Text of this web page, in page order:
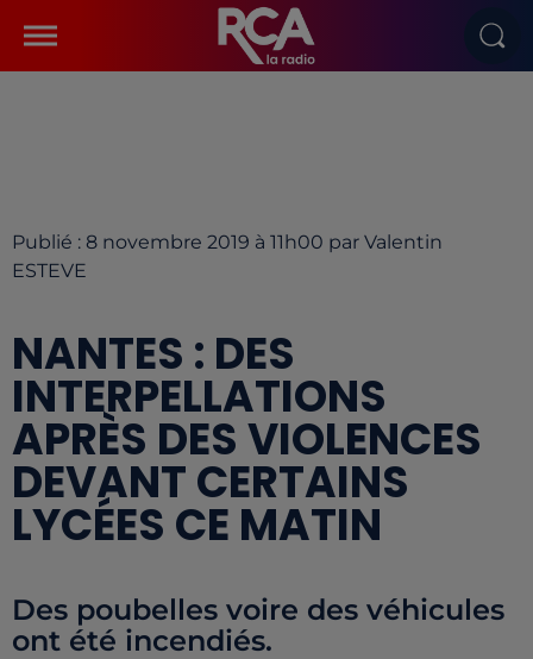
Publié : 8 novembre 2019 à 11h00 par Valentin
ESTEVE
NANTES : DES
INTERPELLATIONS
APRÈS DES VIOLENCES
DEVANT CERTAINS
LYCÉES CE MATIN
Des poubelles voire des véhicules
ont été incendiés.